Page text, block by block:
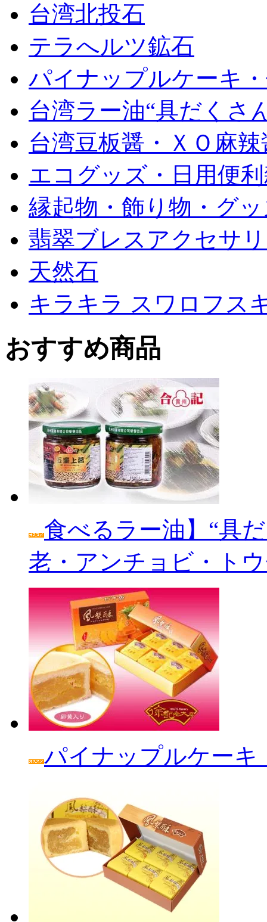
台湾北投石
テラへルツ鉱石
パイナップルケーキ
台湾ラー油“具だくさ
台湾豆板醤・ＸＯ麻辣
エコグッズ・日用便
縁起物・飾り物・グ
翡翠ブレスアクセサ
天然石
キラキラ スワロフス
おすすめ商品
食べるラー油】“具
老・アンチョビ・ト
パイナップルケーキ